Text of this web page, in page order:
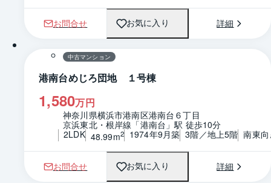
お問合せ お気に入り 詳細
1 / 0 間取り
中古マンション
港南台めじろ団地 １号棟
1,580万円
神奈川県横浜市港南区港南台６丁目
京浜東北・根岸線「港南台」駅 徒歩10分
2LDK 48.99m2 1974年9月築 3階／地上5階 南東
お問合せ お気に入り 詳細
1 / 0 間取り